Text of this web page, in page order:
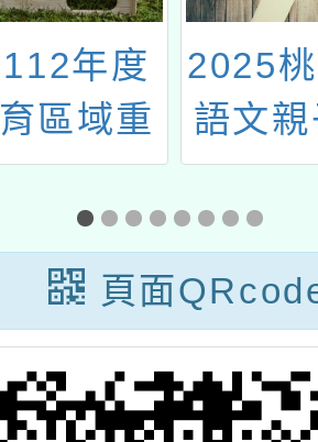
年度
區域重
畫(生活
科技(一)
訊類)教
研習
2025
語文
頁面